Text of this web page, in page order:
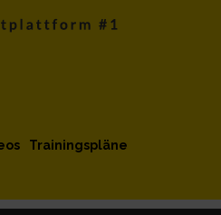
Trainingspläne